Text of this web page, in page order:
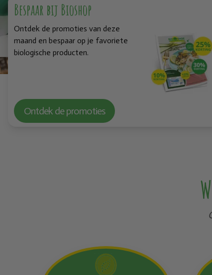
Bespaar bij Bioshop
Ontdek de promoties van deze
maand en bespaar op je favoriete
biologische producten.
Ontdek de promoties